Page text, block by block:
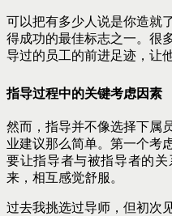
可以把有多少人说是你造就
得成功的最佳标志之一。很
导过的员工的前进足迹，让
指导过程中的关键考虑因素
然而，指导并不像选择下属
业建议那么简单。第一个考
要让指导者与被指导者的
来，相互感觉舒服。
过去我挑选过导师，但初次